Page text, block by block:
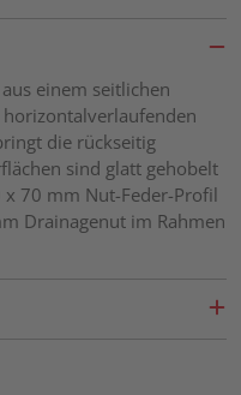
einem seitlichen
die rückseitig
sind glatt gehobelt
x 70 mm Nut-Feder-Profil
Drainagenut im Rahmen